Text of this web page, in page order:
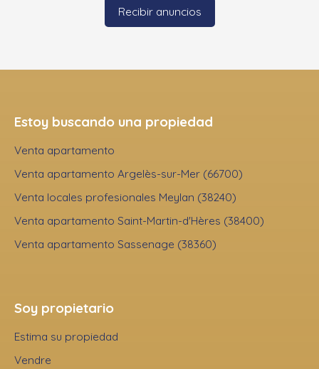
Recibir anuncios
Estoy buscando una propiedad
Venta apartamento
Venta apartamento Argelès-sur-Mer (66700)
Venta locales profesionales Meylan (38240)
Venta apartamento Saint-Martin-d'Hères (38400)
Venta apartamento Sassenage (38360)
Soy propietario
Estima su propiedad
Vendre